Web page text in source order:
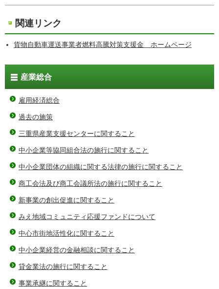
関連リンク
貨物自動車運送事業者燃料高騰対策支援金 ホームページ
産業総合
雇用経済総合
過去の施策
三重県産業支援センターに関すること
中小企業等協同組合法の施行に関すること
中小企業団体の組織に関する法律の施行に関すること
商工会法及び商工会議所法の施行に関すること
新事業の創出促進に関すること
みえ地域コミュニティ応援ファンドについて
中心市街地活性化に関すること
中小企業経営の金融相談に関すること
貸金業法の施行に関すること
事業承継に関すること